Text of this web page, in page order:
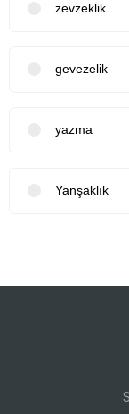
zevzeklik
gevezelik
yazma
Yanşaklık